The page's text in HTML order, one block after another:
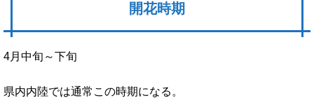
開花時期
4月中旬～下旬
県内内陸では通常この時期になる。